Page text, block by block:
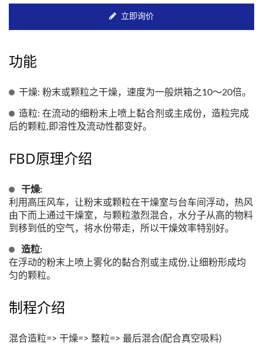
立即询价
功能
干燥: 粉末或颗粒之干燥，速度为一般烘箱之10～20倍。
造粒: 在流动的细粉末上喷上黏合剂或主成份，造粒完成
后的颗粒,即溶性及流动性都变好。
FBD原理介绍
干燥:
利用高压风车，让粉末或颗粒在干燥室与台车间浮动，热风
由下而上通过干燥室，与颗粒激烈混合，水分子从高的物料
到移到低的空气，将水份带走，所以干燥效率特别好。
造粒:
在浮动的粉末上喷上雾化的黏合剂或主成份,让细粉形成均
匀的颗粒。
制程介绍
混合造粒=> 干燥=> 整粒=> 最后混合(配合真空吸料)